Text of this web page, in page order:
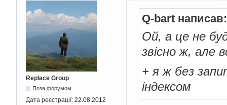
Replace Group
Поза форумом
Дата реєстрації: 22.08.2012
Q-bart написав:
Ой, а це не
звісно ж, але
+ я ж без
індексом